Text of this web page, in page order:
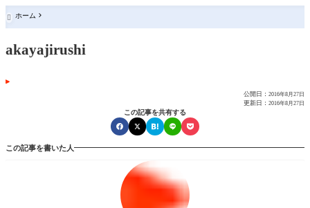
 ホーム
akayajirushi
公開日： 2016年8月27日
更新日： 2016年8月27日
この記事を共有する
この記事を書いた人